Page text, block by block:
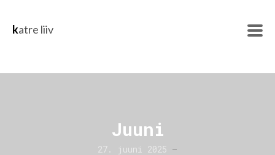
katre liiv
Juuni
27. juuni 2025 –